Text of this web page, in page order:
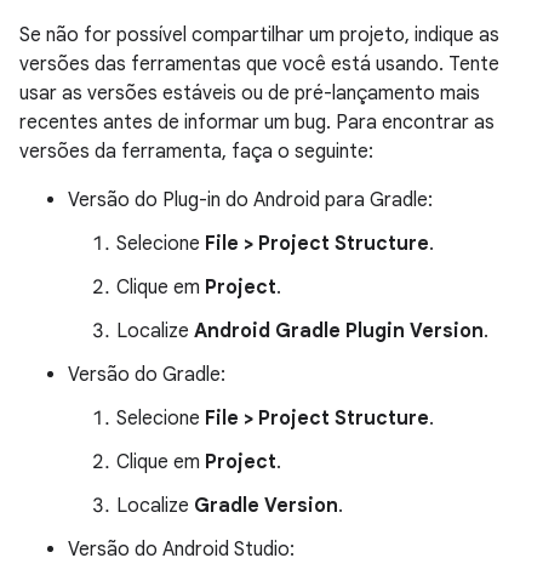
Se não for possível compartilhar um projeto, indique as
versões das ferramentas que você está usando. Tente
usar as versões estáveis ou de pré-lançamento mais
recentes antes de informar um bug. Para encontrar as
versões da ferramenta, faça o seguinte:
Versão do Plug-in do Android para Gradle:
Selecione File > Project Structure.
Clique em Project.
Localize Android Gradle Plugin Version.
Versão do Gradle:
Selecione File > Project Structure.
Clique em Project.
Localize Gradle Version.
Versão do Android Studio: